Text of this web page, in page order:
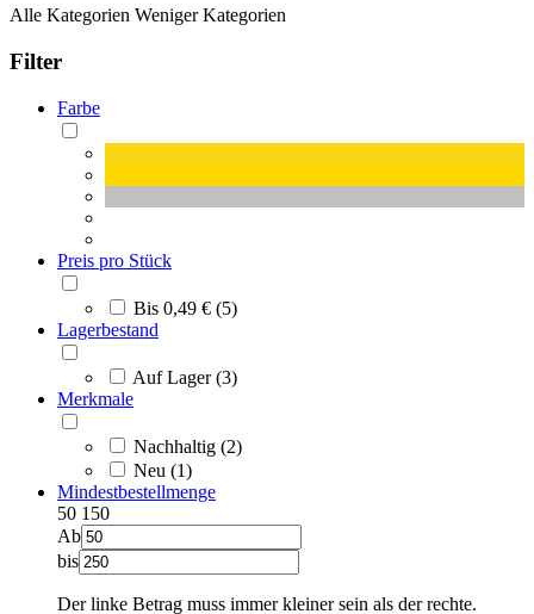
Alle Kategorien Weniger Kategorien
Filter
Farbe
Preis pro Stück
Bis 0,49 € (5)
Lagerbestand
Auf Lager (3)
Merkmale
Nachhaltig (2)
Neu (1)
Mindestbestellmenge
50 150
Ab
bis
Der linke Betrag muss immer kleiner sein als der rechte.